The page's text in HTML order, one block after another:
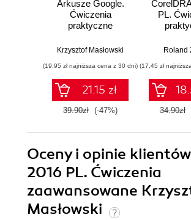
Arkusze Google.
Ćwiczenia
praktyczne
Krzysztof Masłowski
(19,95 zł najniższa cena z 30 dni)
21.15 zł
39.90zł (-47%)
PL.
Roland
(17,45 zł
34.90zł
Oceny i opinie
2016 PL. Ćwiczenia
zaawansowane
Masłowski